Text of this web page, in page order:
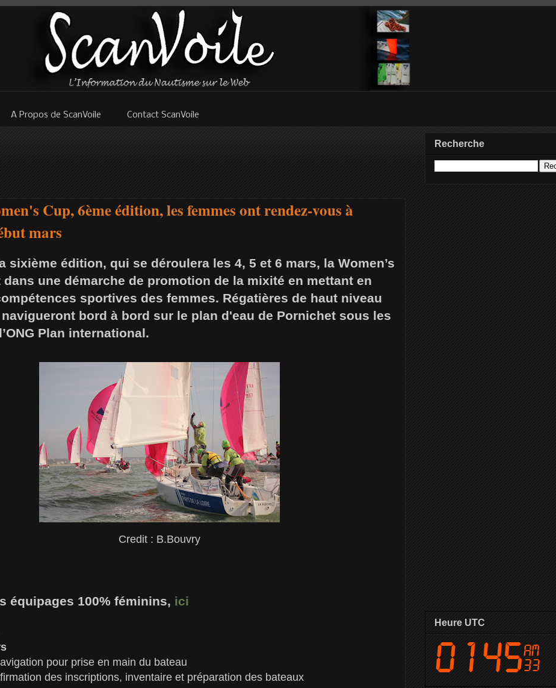
A Propos de ScanVoile Contact ScanVoile
Cup, 6ème édition, les femmes ont rendez-vous à
mars
sixième édition, qui se déroulera les 4, 5 et 6 mars, la Women’s
dans une démarche de promotion de la mixité en mettant en
sportives des femmes. Régatières de haut niveau
bord à bord sur le plan d'eau de Pornichet sous les
Plan international.
Credit : B.Bouvry
équipages 100% féminins, ici
pour prise en main du bateau
des inscriptions, inventaire et préparation des bateaux
Recherche
Heure UTC